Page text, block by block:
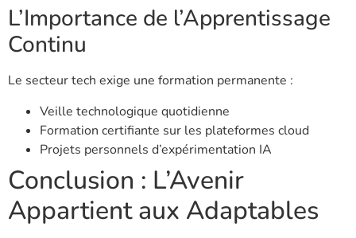
L’Importance de l’Apprentissage
Continu
Le secteur tech exige une formation permanente :
Veille technologique quotidienne
Formation certifiante sur les plateformes cloud
Projets personnels d’expérimentation IA
Conclusion : L’Avenir
Appartient aux Adaptables